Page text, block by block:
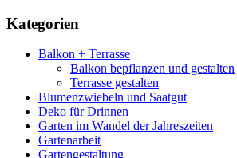
Kategorien
Balkon + Terrasse
Balkon bepflanzen und gestalten
Terrasse gestalten
Blumenzwiebeln und Saatgut
Deko für Drinnen
Garten im Wandel der Jahreszeiten
Gartenarbeit
Gartengestaltung